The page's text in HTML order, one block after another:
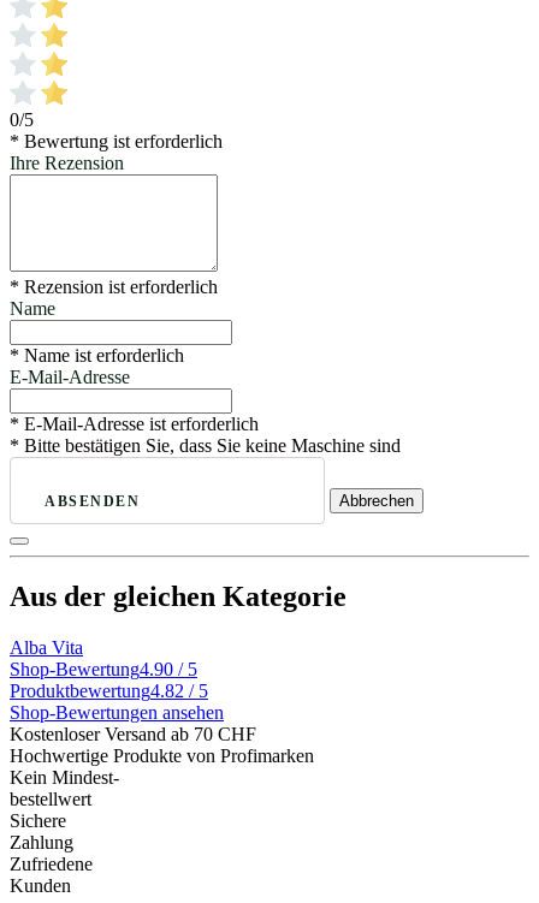
0/5
* Bewertung ist erforderlich
Ihre Rezension
* Rezension ist erforderlich
Name
* Name ist erforderlich
E-Mail-Adresse
* E-Mail-Adresse ist erforderlich
* Bitte bestätigen Sie, dass Sie keine Maschine sind
ABSENDEN Abbrechen
Aus der gleichen Kategorie
Alba Vita
Shop-Bewertung4.90 / 5
Produktbewertung4.82 / 5
Shop-Bewertungen ansehen
Kostenloser Versand ab 70 CHF
Hochwertige Produkte von Profimarken
Kein Mindest-
bestellwert
Sichere
Zahlung
Zufriedene
Kunden